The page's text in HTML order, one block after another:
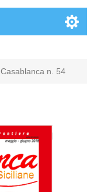
Casablanca n. 54